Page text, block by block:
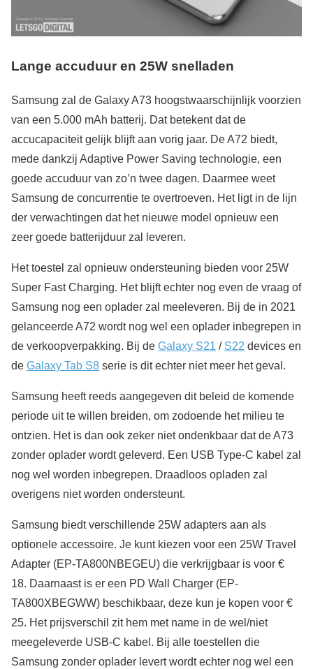
Lange accuduur en 25W snelladen
Samsung zal de Galaxy A73 hoogstwaarschijnlijk voorzien
van een 5.000 mAh batterij. Dat betekent dat de
accucapaciteit gelijk blijft aan vorig jaar. De A72 biedt,
mede dankzij Adaptive Power Saving technologie, een
goede accuduur van zo’n twee dagen. Daarmee weet
Samsung de concurrentie te overtroeven. Het ligt in de lijn
der verwachtingen dat het nieuwe model opnieuw een
zeer goede batterijduur zal leveren.
Het toestel zal opnieuw ondersteuning bieden voor 25W
Super Fast Charging. Het blijft echter nog even de vraag of
Samsung nog een oplader zal meeleveren. Bij de in 2021
gelanceerde A72 wordt nog wel een oplader inbegrepen in
de verkoopverpakking. Bij de Galaxy S21 / S22 devices en
de Galaxy Tab S8 serie is dit echter niet meer het geval.
Samsung heeft reeds aangegeven dit beleid de komende
periode uit te willen breiden, om zodoende het milieu te
ontzien. Het is dan ook zeker niet ondenkbaar dat de A73
zonder oplader wordt geleverd. Een USB Type-C kabel zal
nog wel worden inbegrepen. Draadloos opladen zal
overigens niet worden ondersteunt.
Samsung biedt verschillende 25W adapters aan als
optionele accessoire. Je kunt kiezen voor een 25W Travel
Adapter (EP-TA800NBEGEU) die verkrijgbaar is voor €
18. Daarnaast is er een PD Wall Charger (EP-
TA800XBEGWW) beschikbaar, deze kun je kopen voor €
25. Het prijsverschil zit hem met name in de wel/niet
meegeleverde USB-C kabel. Bij alle toestellen die
Samsung zonder oplader levert wordt echter nog wel een